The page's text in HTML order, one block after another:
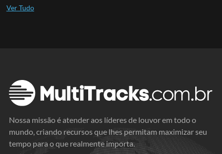
Nossa missão é atender aos líderes de louvor em todo o
mundo, criando recursos que lhes permitam maximizar seu
tempo para o que realmente importa.